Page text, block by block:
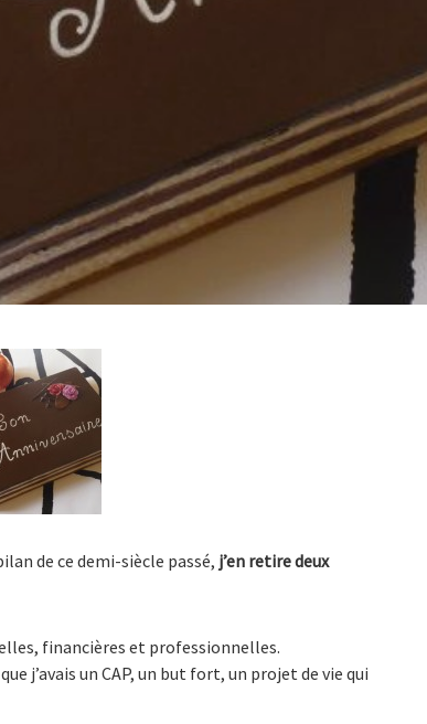
de ce demi-siècle passé, j’en retire deux
financières et professionnelles.
j’avais un CAP, un but fort, un projet de vie qui